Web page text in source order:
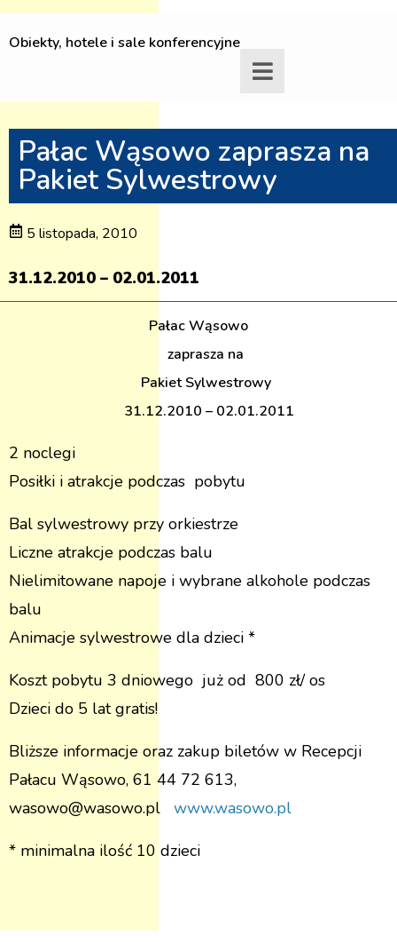
Obiekty, hotele i sale konferencyjne
Pałac Wąsowo zaprasza na
Pakiet Sylwestrowy
5 listopada, 2010
31.12.2010 – 02.01.2011
Pałac Wąsowo
zaprasza na
Pakiet Sylwestrowy
31.12.2010 – 02.01.2011
2 noclegi
Posiłki i atrakcje podczas pobytu
Bal sylwestrowy przy orkiestrze
Liczne atrakcje podczas balu
Nielimitowane napoje i wybrane alkohole podczas
balu
Animacje sylwestrowe dla dzieci *
Koszt pobytu 3 dniowego już od 800 zł/ os
Dzieci do 5 lat gratis!
Bliższe informacje oraz zakup biletów w Recepcji
Pałacu Wąsowo, 61 44 72 613,
wasowo@wasowo.pl www.wasowo.pl
* minimalna ilość 10 dzieci